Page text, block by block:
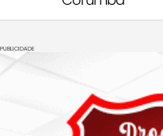
PUBLICIDADE